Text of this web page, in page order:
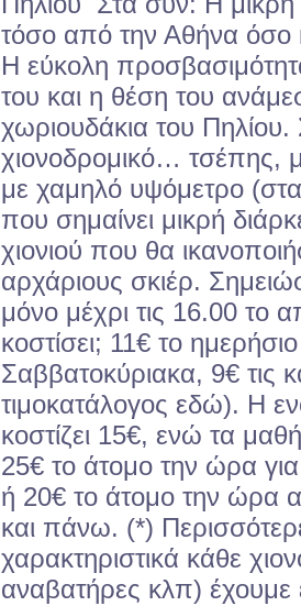
τόσο από την Αθήνα όσο
Η εύκολη
του και η θέση του
χωριουδάκια του Πηλίου.
χιονοδρομικό… τσέπης,
με χαμηλό υψόμετρο
που σημαίνει μικρή
χιονιού που θα
αρχάριους σκιέρ.
μόνο μέχρι τις 16.00
κοστίσει; 11€ το ημερήσιο
Σαββατοκύριακα, 9€ τις
τιμοκατάλογος εδώ). Η
κοστίζει 15€, ενώ τα
25€ το άτομο την ώρα
ή 20€ το άτομο την ώρα
και πάνω. (*)
χαρακτηριστικά κάθε
αναβατήρες κλπ)